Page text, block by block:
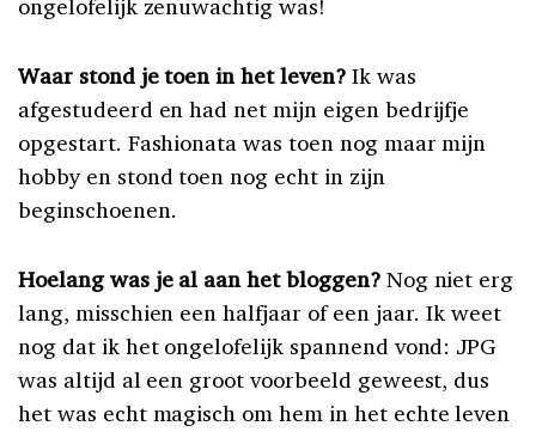
ongelofelijk zenuwachtig was!
Waar stond je toen in het leven?Ik was
afgestudeerd en had net mijn eigen bedrijfje
opgestart. Fashionata was toen nog maar mijn
hobby en stond toen nog echt in zijn
beginschoenen.
Hoelang was je al aan het bloggen?Nog niet erg
lang, misschien een halfjaar of een jaar. Ik weet
nog dat ik het ongelofelijk spannend vond: JPG
was altijd al een groot voorbeeld geweest, dus
het was echt magisch om hem in het echte leven